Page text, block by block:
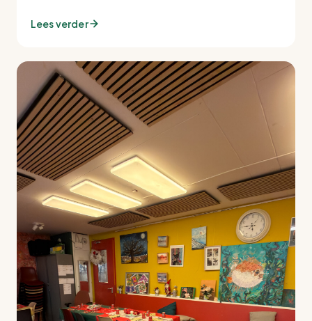
Lees verder